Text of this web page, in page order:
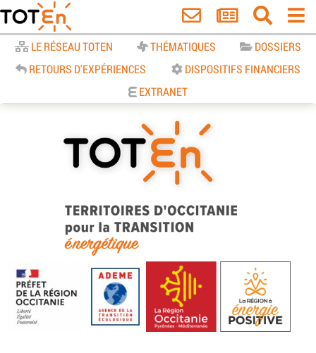
LE RÉSEAU TOTEN THÉMATIQUES
DOSSIERS
RETOURS D'EXPÉRIENCES
DISPOSITIFS FINANCIERS
EXTRANET
TOTEn Occitanie | Territoires
d’Occitanie pour la Transition
Energétique